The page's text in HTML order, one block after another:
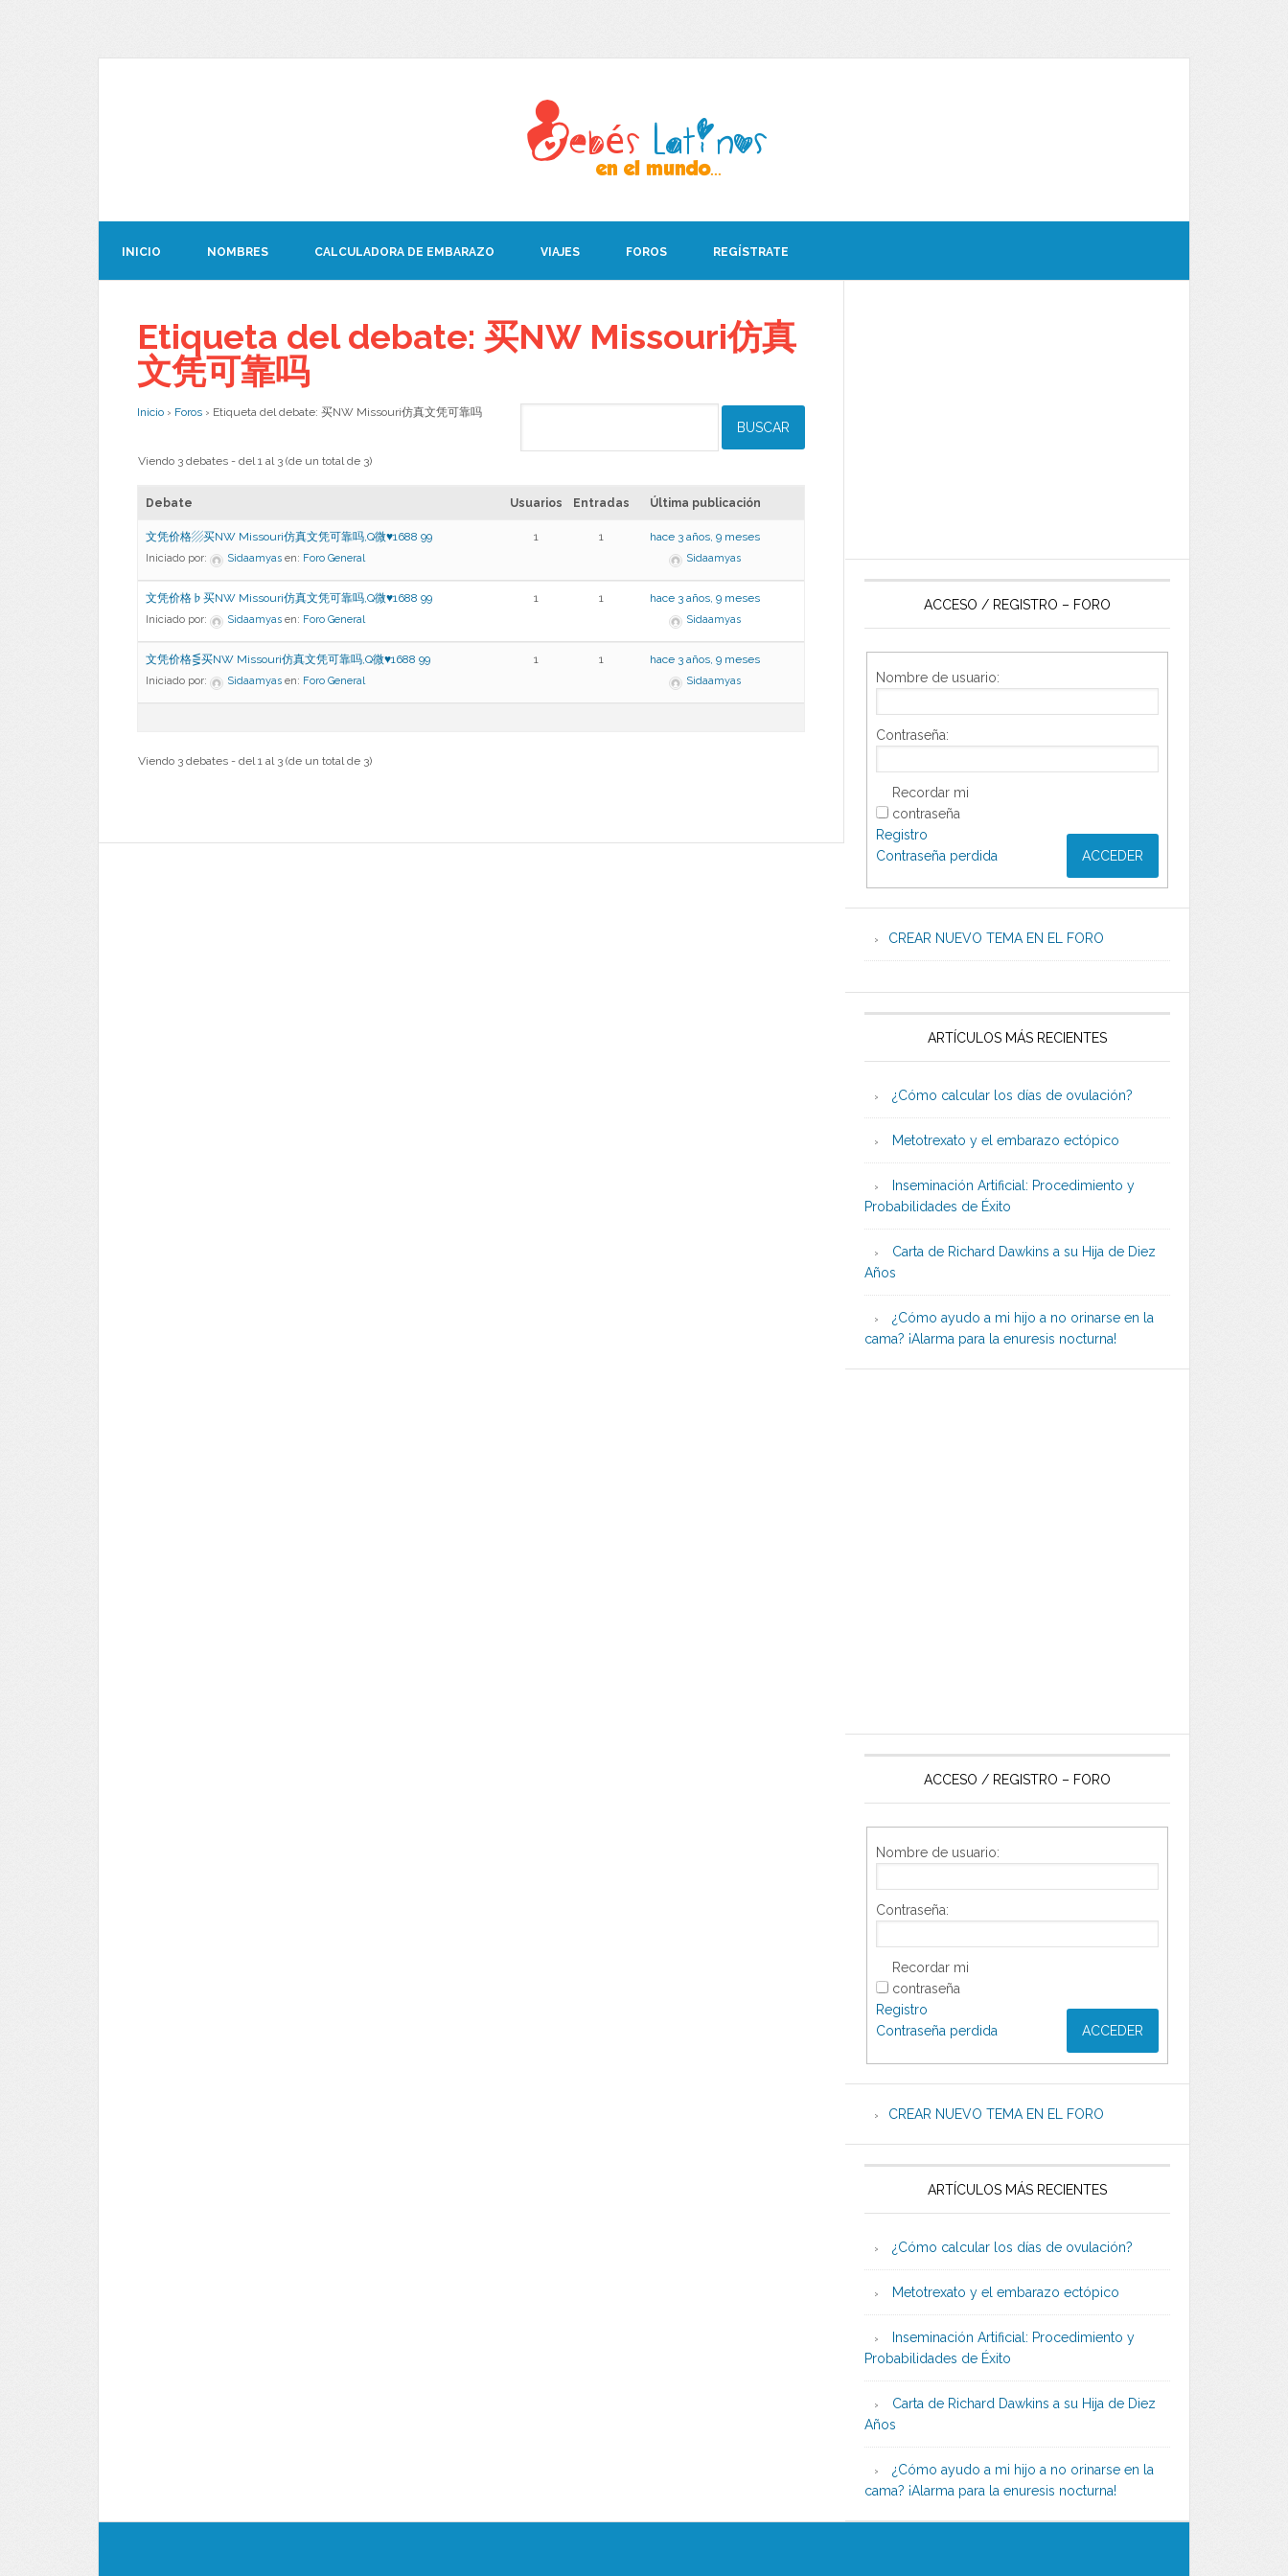
INICIO NOMBRES CALCULADORA DE EMBARAZO VIAJES FOROS REGÍSTRATE
Etiqueta del debate: 买NW Missouri仿真
文凭可靠吗
Inicio › Foros › Etiqueta del debate: 买NW Missouri仿真文凭可靠吗
Viendo 3 debates - del 1 al 3 (de un total de 3)
Debate Usuarios Entradas Última publicación
文凭价格▨买NW Missouri仿真文凭可靠吗,Q微♥1688 99
Iniciado por: Sidaamyas en: Foro General
1 1 hace 3 años, 9 meses
Sidaamyas
文凭价格♭买NW Missouri仿真文凭可靠吗,Q微♥1688 99
Iniciado por: Sidaamyas en: Foro General
1 1 hace 3 años, 9 meses
Sidaamyas
文凭价格⋚买NW Missouri仿真文凭可靠吗,Q微♥1688 99
Iniciado por: Sidaamyas en: Foro General
1 1 hace 3 años, 9 meses
Sidaamyas
Viendo 3 debates - del 1 al 3 (de un total de 3)
ACCESO / REGISTRO – FORO
Nombre de usuario:
Contraseña:
Recordar mi
contraseña
ACCEDER
Registro
Contraseña perdida
CREAR NUEVO TEMA EN EL FORO
ARTÍCULOS MÁS RECIENTES
¿Cómo calcular los días de ovulación?
Metotrexato y el embarazo ectópico
Inseminación Artificial: Procedimiento y
Probabilidades de Éxito
Carta de Richard Dawkins a su Hija de Diez
Años
¿Cómo ayudo a mi hijo a no orinarse en la
cama? ¡Alarma para la enuresis nocturna!
ACCESO / REGISTRO – FORO
Nombre de usuario:
Contraseña:
Recordar mi
contraseña
ACCEDER
Registro
Contraseña perdida
CREAR NUEVO TEMA EN EL FORO
ARTÍCULOS MÁS RECIENTES
¿Cómo calcular los días de ovulación?
Metotrexato y el embarazo ectópico
Inseminación Artificial: Procedimiento y
Probabilidades de Éxito
Carta de Richard Dawkins a su Hija de Diez
Años
¿Cómo ayudo a mi hijo a no orinarse en la
cama? ¡Alarma para la enuresis nocturna!